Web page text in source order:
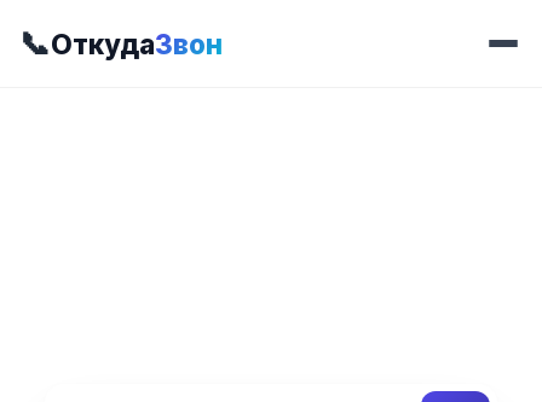
📞ОткудаЗвон